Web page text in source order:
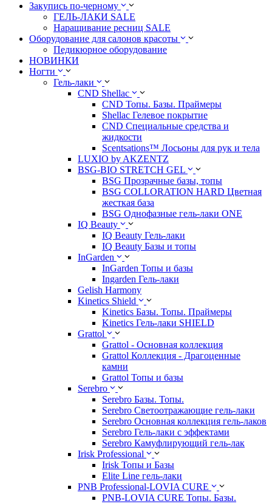
Закупись по-черному
ГЕЛЬ-ЛАКИ SALE
Наращивание ресниц SALE
Оборудование для салонов красоты
Педикюрное оборудование
НОВИНКИ
Ногти
Гель-лаки
CND Shellac
CND Топы. Базы. Праймеры
Shellac Гелевое покрытие
CND Специальные средства и
жидкости
Scentsations™ Лосьоны для рук и тела
LUXIO by AKZENTZ
BSG-BIO STRETCH GEL
BSG Прозрачные базы, топы
BSG COLLORATION HARD Цветная
жесткая база
BSG Однофазные гель-лаки ONE
IQ Beauty
IQ Beauty Гель-лаки
IQ Beauty Базы и топы
InGarden
InGarden Топы и базы
Ingarden Гель-лаки
Gelish Harmony
Kinetics Shield
Kinetics Базы. Топы. Праймеры
Kinetics Гель-лаки SHIELD
Grattol
Grattol - Oснoвнaя коллекция
Grattol Коллекция - Драгоценные
камни
Grattol Топы и базы
Serebro
Serebro Базы. Топы.
Serebro Светоотражающие гель-лаки
Serebro Основная коллекция гель-лаков
Serebro Гель-лаки с эффектами
Serebro Камуфлирующий гель-лак
Irisk Professional
Irisk Топы и Базы
Elite Line гель-лаки
PNB Professional-LOVIA CURE
PNB-LOVIA CURE Топы. Базы.